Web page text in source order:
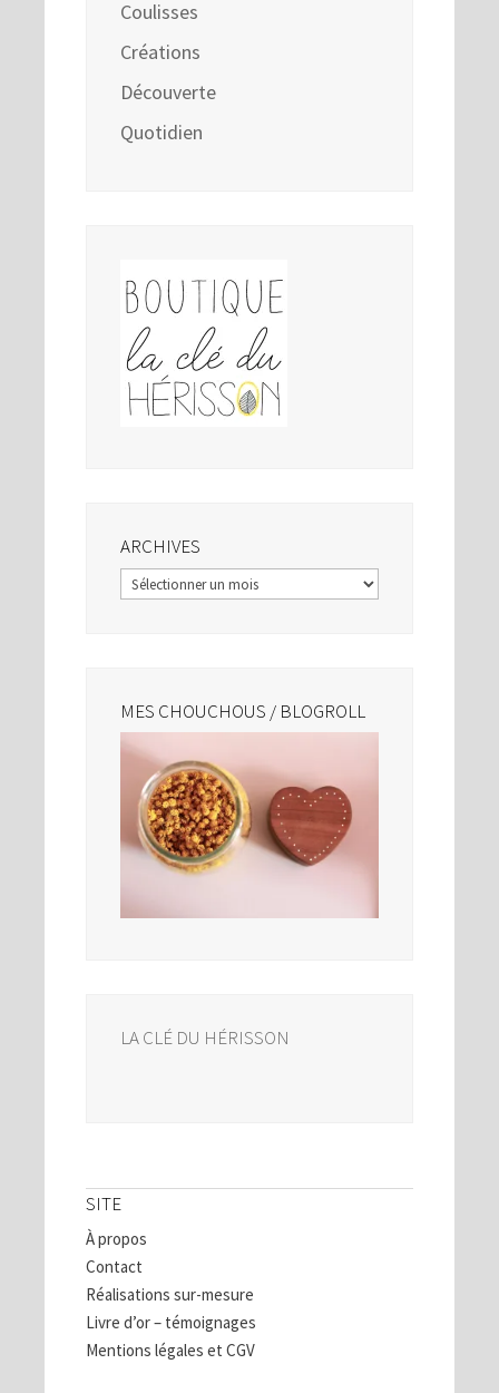
Coulisses
Créations
Découverte
Quotidien
ARCHIVES
Archives
MES CHOUCHOUS / BLOGROLL
LA CLÉ DU HÉRISSON
SITE
À propos
Contact
Réalisations sur-mesure
Livre d’or – témoignages
Mentions légales et CGV